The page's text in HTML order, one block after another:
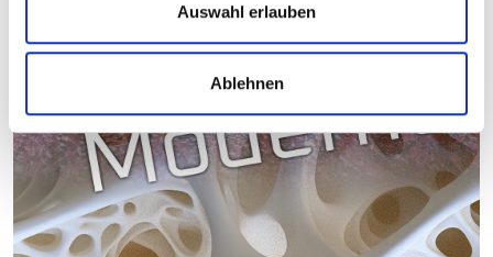
Auswahl erlauben
Ablehnen